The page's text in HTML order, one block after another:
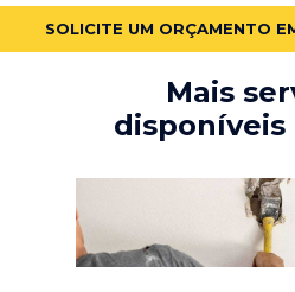
SOLICITE UM ORÇAMENTO
Mais
disponíveis